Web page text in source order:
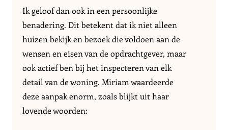
Ik geloof dan ook in een persoonlijke
benadering. Dit betekent dat ik niet alleen
huizen bekijk en bezoek die voldoen aan de
wensen en eisen van de opdrachtgever, maar
ook actief ben bij het inspecteren van elk
detail van de woning. Miriam waardeerde
deze aanpak enorm, zoals blijkt uit haar
lovende woorden: